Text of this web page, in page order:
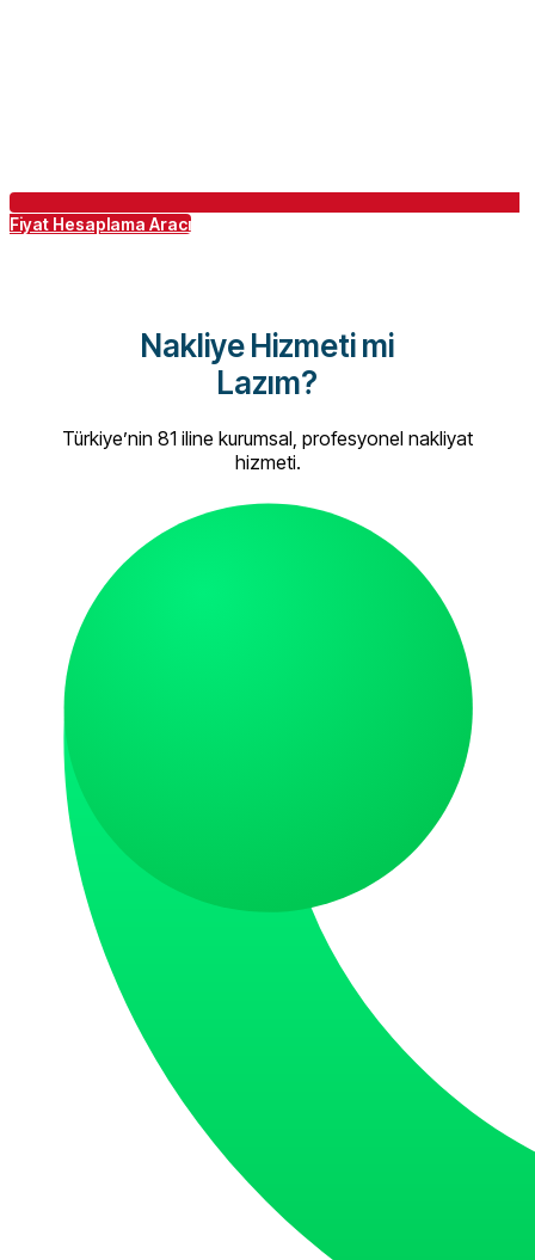
Fiyat Hesaplama Aracı
Nakliye Hizmeti mi
Lazım?
Türkiye’nin 81 iline kurumsal, profesyonel nakliyat
hizmeti.